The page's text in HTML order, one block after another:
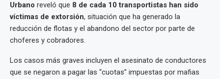
Urbano reveló que 8 de cada 10 transportistas han sido
víctimas de extorsión, situación que ha generado la
reducción de flotas y el abandono del sector por parte de
choferes y cobradores.
Los casos más graves incluyen el asesinato de conductores
que se negaron a pagar las “cuotas” impuestas por mafias